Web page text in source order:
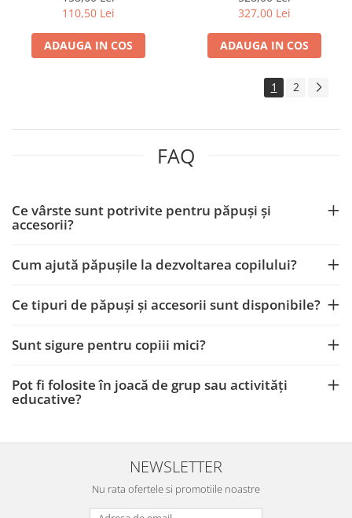
110,50 Lei
ADAUGA IN COS
327,00 Lei
ADAUGA IN COS
1 2
FAQ
Ce vârste sunt potrivite pentru păpuși și
accesorii?
Cum ajută păpușile la dezvoltarea copilului?
Ce tipuri de păpuși și accesorii sunt disponibile?
Sunt sigure pentru copiii mici?
Pot fi folosite în joacă de grup sau activități
educative?
NEWSLETTER
Nu rata ofertele si promotiile noastre